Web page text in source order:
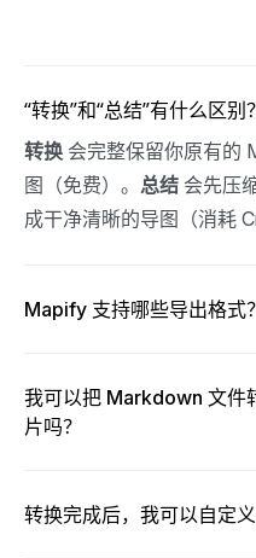
“转换”和“总结”有什么区别？
转换 会完整保留你原有的
图（免费）。 总结 会先压
成干净清晰的导图（消耗
Mapify 支持哪些导出格式？
我可以把 Markdown 文件
片吗？
转换完成后，我可以自定